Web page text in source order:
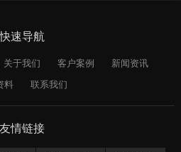
速导航
关于我们 客户案例
新闻资讯
料
联系我们
友情链接